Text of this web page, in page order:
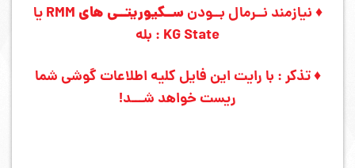
♦ نیازمند نــرمال بــودنســکیوریتــی های
RMM یا
KG State : بله
♦ تذکر : با رایت این فایل کلیه اطلاعات گوشی شما
ریست خواهد شـــد!